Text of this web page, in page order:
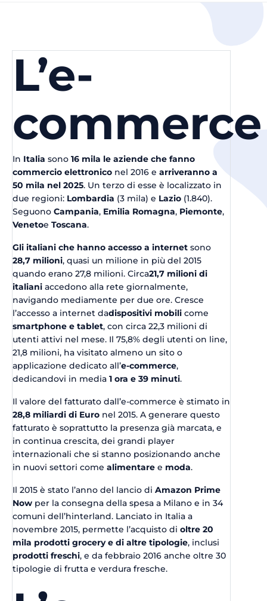
L’e-
In Italia sono 16 mila le aziende che fanno
commercio elettronico nel 2016 e arriveranno a
50 mila nel 2025. Un terzo di esse è localizzato in
due regioni: Lombardia (3 mila) e Lazio (1.840).
Seguono Campania, Emilia Romagna, Piemonte,
Venetoe Toscana.
Gli italiani che hanno accesso a internet sono
28,7 milioni, quasi un milione in più del 2015
quando erano 27,8 milioni. Circa21,7 milioni di
italiani accedono alla rete giornalmente,
navigando mediamente per due ore. Cresce
l’accesso a internet dadispositivi mobili come
smartphone e tablet, con circa 22,3 milioni di
utenti attivi nel mese. Il 75,8% degli utenti on line,
21,8 milioni, ha visitato almeno un sito o
applicazione dedicato all’e-commerce,
dedicandovi in media 1 ora e 39 minuti.
Il valore del fatturato dall’e-commerce è stimato in
28,8 miliardi di Euro nel 2015. A generare questo
fatturato è soprattutto la presenza già marcata, e
in continua crescita, dei grandi player
internazionali che si stanno posizionando anche
in nuovi settori come alimentare e moda.
Il 2015 è stato l’anno del lancio di Amazon Prime
Now per la consegna della spesa a Milano e in 34
comuni dell’hinterland. Lanciato in Italia a
novembre 2015, permette l’acquisto di oltre 20
mila prodotti grocery e di altre tipologie, inclusi
prodotti freschi, e da febbraio 2016 anche oltre 30
tipologie di frutta e verdura fresche.